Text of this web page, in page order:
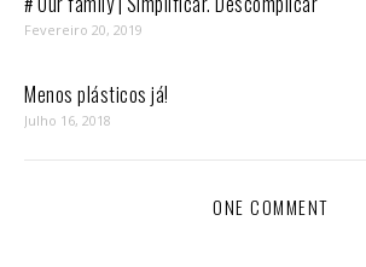
Fevereiro 20, 2019
Menos plásticos já!
Julho 16, 2018
ONE COMMENT